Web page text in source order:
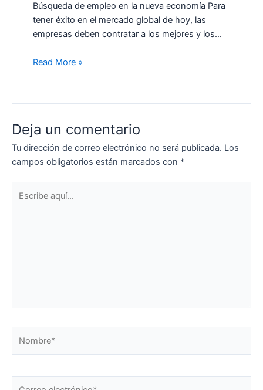
Búsqueda de empleo en la nueva economía Para
tener éxito en el mercado global de hoy, las
empresas deben contratar a los mejores y los…
Read More »
Deja un comentario
Tu dirección de correo electrónico no será publicada. Los
campos obligatorios están marcados con *
aquí...